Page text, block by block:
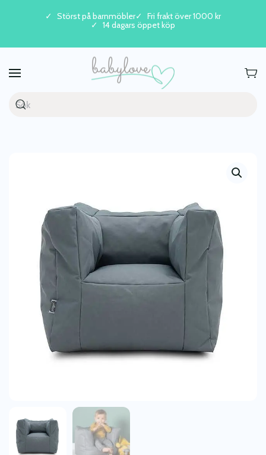
Skip to main content
Störst på barnmöbler
Fri frakt över 1000 kr
14 dagars öppet köp